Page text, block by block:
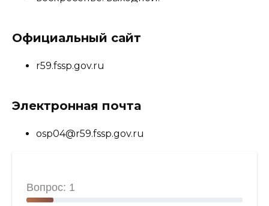
Официальный сайт
r59.fssp.gov.ru
Электронная почта
osp04@r59.fssp.gov.ru